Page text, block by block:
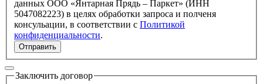
данных ООО «Янтарная Прядь – Паркет» (ИНН
5047082223) в целях обработки запроса и полченя
консульации, в соответствии с Политикой
конфиденциальности.
Отправить
Заключить договор